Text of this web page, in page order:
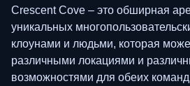
Crescent Cove – это обширная
уникальных
клоунами и людьми, которая
различными локациями и
возможностями для обеих